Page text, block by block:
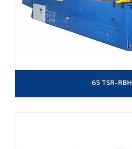
65 TSR-RBH